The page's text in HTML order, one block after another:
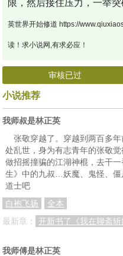
限，然后接住压力，一举
英世界开始修道 https://
读！求小说网,有求必应！
审核已过
小说推荐
我师叔是林正英
张敬穿越了。穿越到两百多
处乱世，身为有志青年的张敬
做招摇撞骗的江湖神棍，去干
生》中的九叔…妖魔、鬼怪、
道士吧
白袍飞扬
全本
最新章：
开新书了《我在聊斋斩
我师傅是林正英